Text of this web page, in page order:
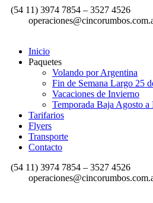
(54 11) 3974 7854 – 3527 4526
Inicio
Paquetes
Volando por Argentina
Fin de Semana Largo 25
Vacaciones de Invierno
Temporada Baja Agosto a
Tarifarios
Flyers
Transporte
Contacto
(54 11) 3974 7854 – 3527 4526